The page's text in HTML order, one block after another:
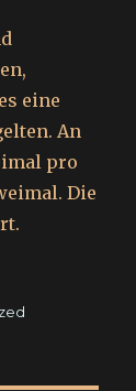
eine
An
pro
Die